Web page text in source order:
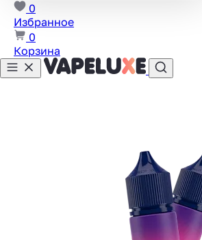
0
Избранное
0
Корзина